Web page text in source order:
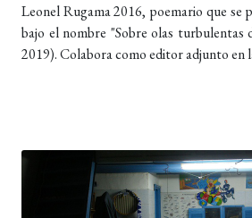
Leonel Rugama 2016, poemario que se
bajo el nombre "Sobre olas turbulentas
2019). Colabora como editor adjunto en